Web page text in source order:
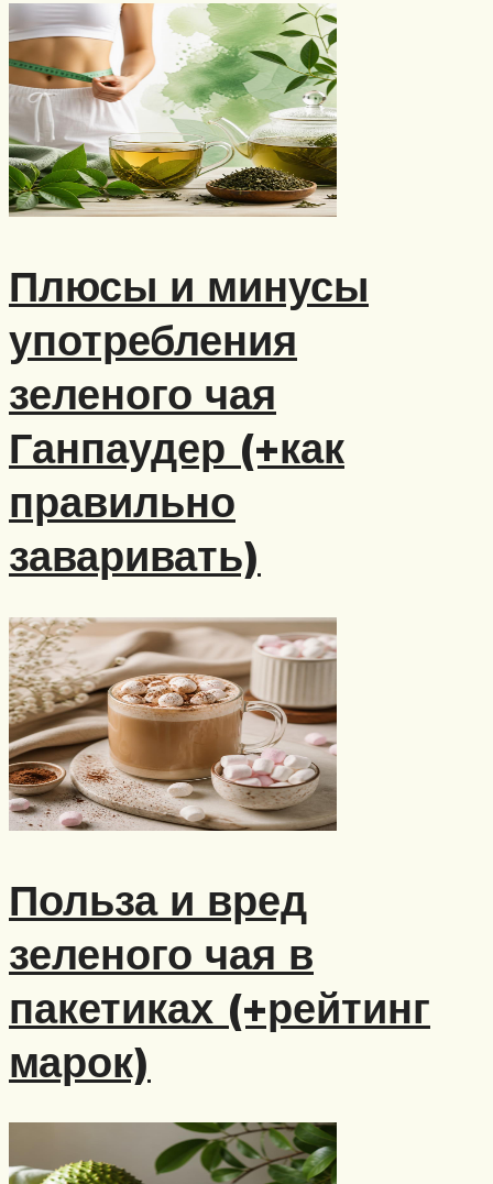
Плюсы и минусы
употребления
зеленого чая
Ганпаудер (+как
правильно
заваривать)
Польза и вред
зеленого чая в
пакетиках (+рейтинг
марок)